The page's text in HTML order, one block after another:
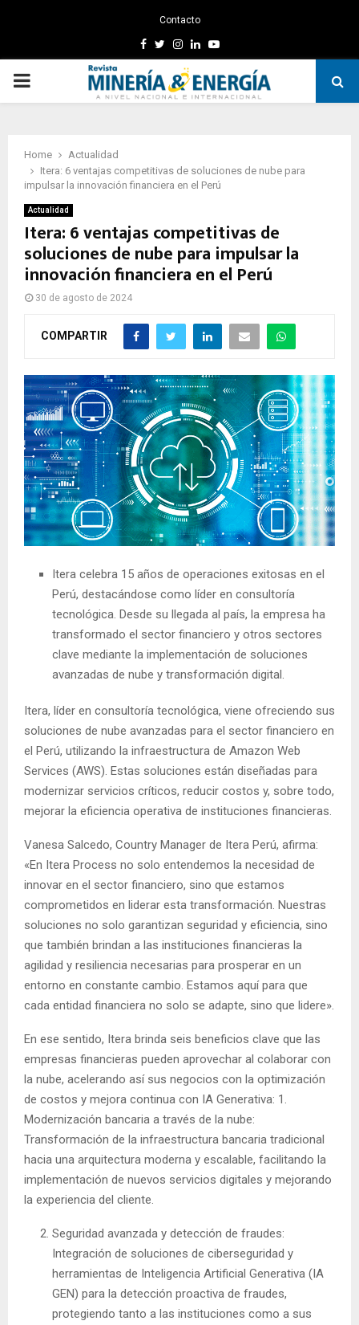
Contacto
Facebook
TwitterInstagram
LinkedinYoutube
PRIMARY
Home
Actualidad
Itera: 6 ventajas competitivas de soluciones de nube para
impulsar la innovación financiera en el Perú
Actualidad
Itera: 6 ventajas competitivas de
soluciones de nube para impulsar la
innovación financiera en el Perú
30 de agosto de 2024
COMPARTIR
Itera celebra 15 años de operaciones exitosas en el
Perú, destacándose como líder en consultoría
tecnológica. Desde su llegada al país, la empresa ha
transformado el sector financiero y otros sectores
clave mediante la implementación de soluciones
avanzadas de nube y transformación digital.
Itera, líder en consultoría tecnológica, viene ofreciendo sus
soluciones de nube avanzadas para el sector financiero en
el Perú, utilizando la infraestructura de Amazon Web
Services (AWS). Estas soluciones están diseñadas para
modernizar servicios críticos, reducir costos y, sobre todo,
mejorar la eficiencia operativa de instituciones financieras.
Vanesa Salcedo, Country Manager de Itera Perú, afirma:
«En Itera Process no solo entendemos la necesidad de
innovar en el sector financiero, sino que estamos
comprometidos en liderar esta transformación. Nuestras
soluciones no solo garantizan seguridad y eficiencia, sino
que también brindan a las instituciones financieras la
agilidad y resiliencia necesarias para prosperar en un
entorno en constante cambio. Estamos aquí para que
cada entidad financiera no solo se adapte, sino que lidere».
En ese sentido, Itera brinda seis beneficios clave que las
empresas financieras pueden aprovechar al colaborar con
la nube, acelerando así sus negocios con la optimización
de costos y mejora continua con IA Generativa: 1.
Modernización bancaria a través de la nube:
Transformación de la infraestructura bancaria tradicional
hacia una arquitectura moderna y escalable, facilitando la
implementación de nuevos servicios digitales y mejorando
la experiencia del cliente.
Seguridad avanzada y detección de fraudes:
Integración de soluciones de ciberseguridad y
herramientas de Inteligencia Artificial Generativa (IA
GEN) para la detección proactiva de fraudes,
protegiendo tanto a las instituciones como a sus